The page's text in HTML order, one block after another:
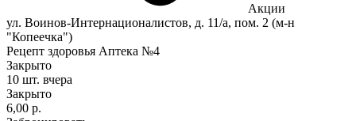
Акции
ул. Воинов-Интернационалистов, д. 11/а, пом. 2 (м-н
"Копеечка")
Рецепт здоровья Аптека №4
Закрыто
10 шт. вчера
Закрыто
6,00 р.